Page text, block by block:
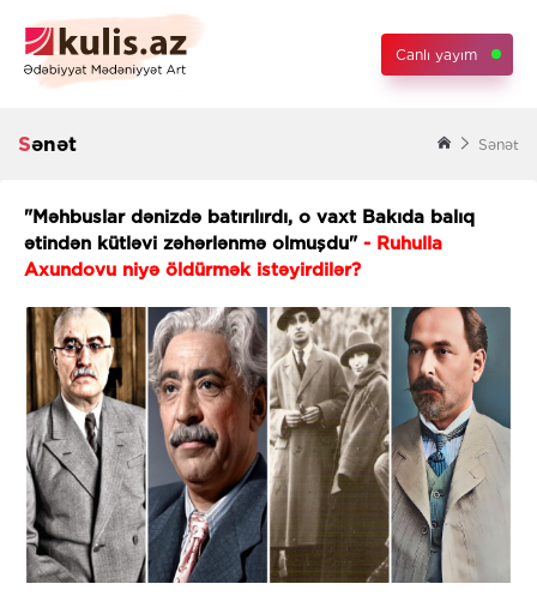
Canlı yayım
Sənət Sənət
"Məhbuslar dənizdə batırılırdı, o vaxt Bakıda balıq
ətindən kütləvi zəhərlənmə olmuşdu" - Ruhulla
Axundovu niyə öldürmək istəyirdilər?